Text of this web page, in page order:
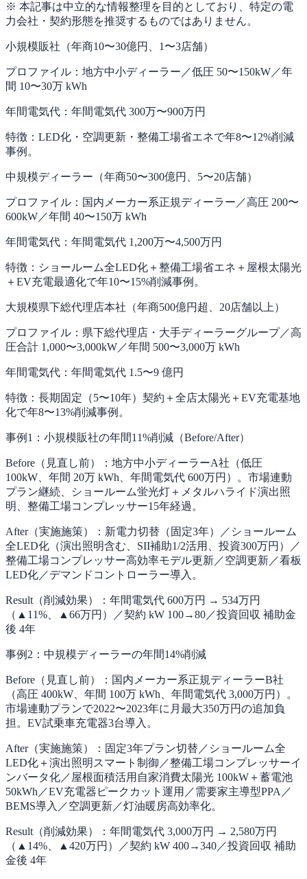
※ 本記事は中立的な情報整理を目的としており、特定の電
力会社・契約形態を推奨するものではありません。
小規模販社（年商10〜30億円、1〜3店舗）
プロファイル： 地方中小ディーラー／低圧 50〜150kW／年
間 10〜30万 kWh
年間電気代： 年間電気代 300万〜900万円
特徴： LED化・空調更新・整備工場省エネで年8〜12%削減
事例。
中規模ディーラー（年商50〜300億円、5〜20店舗）
プロファイル： 国内メーカー系正規ディーラー／高圧 200〜
600kW／年間 40〜150万 kWh
年間電気代： 年間電気代 1,200万〜4,500万円
特徴： ショールーム全LED化＋整備工場省エネ＋屋根太陽光
＋EV充電最適化で年10〜15%削減事例。
大規模県下総代理店本社（年商500億円超、20店舗以上）
プロファイル： 県下総代理店・大手ディーラーグループ／高
圧合計 1,000〜3,000kW／年間 500〜3,000万 kWh
年間電気代： 年間電気代 1.5〜9 億円
特徴： 長期固定（5〜10年）契約＋全店太陽光＋EV充電基地
化で年8〜13%削減事例。
事例1：小規模販社の年間11%削減（Before/After）
Before（見直し前）： 地方中小ディーラーA社（低圧
100kW、年間 20万 kWh、年間電気代 600万円）。市場連動
プラン継続、ショールーム蛍光灯＋メタルハライド演出照
明、整備工場コンプレッサー15年経過。
After（実施施策）： 新電力切替（固定3年）／ショールーム
全LED化（演出照明含む、SII補助1/2活用、投資300万円）／
整備工場コンプレッサー高効率モデル更新／空調更新／看板
LED化／デマンドコントローラー導入。
Result（削減効果）： 年間電気代 600万円 → 534万円
（▲11%、▲66万円）／契約 kW 100→80／投資回収 補助金
後 4年
事例2：中規模ディーラーの年間14%削減
Before（見直し前）： 国内メーカー系正規ディーラーB社
（高圧 400kW、年間 100万 kWh、年間電気代 3,000万円）。
市場連動プランで2022〜2023年に月最大350万円の追加負
担。EV試乗車充電器3台導入。
After（実施施策）： 固定3年プラン切替／ショールーム全
LED化＋演出照明スマート制御／整備工場コンプレッサーイ
ンバータ化／屋根面積活用自家消費太陽光 100kW＋蓄電池
50kWh／EV充電器ピークカット運用／需要家主導型PPA／
BEMS導入／空調更新／灯油暖房高効率化。
Result（削減効果）： 年間電気代 3,000万円 → 2,580万円
（▲14%、▲420万円）／契約 kW 400→340／投資回収 補助
金後 4年